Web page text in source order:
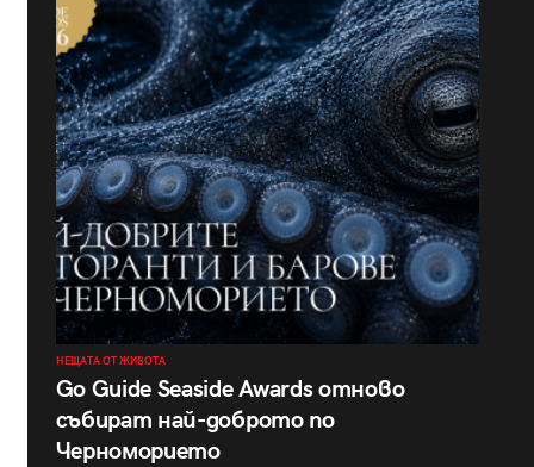
НЕЩАТА ОТ ЖИВОТА
Go Guide Seaside Awards отново
събират най-доброто по
Черноморието